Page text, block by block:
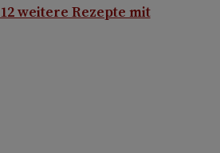
12 weitere Rezepte mit